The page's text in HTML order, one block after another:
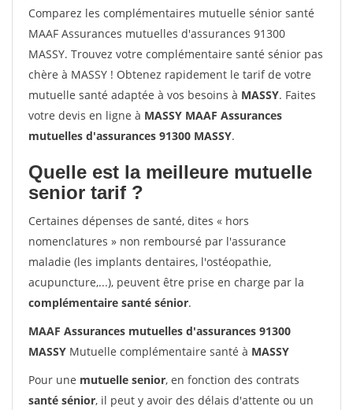
Comparez les complémentaires mutuelle sénior santé
MAAF Assurances mutuelles d'assurances 91300
MASSY. Trouvez votre complémentaire santé sénior pas
chère à MASSY ! Obtenez rapidement le tarif de votre
mutuelle santé adaptée à vos besoins à MASSY. Faites
votre devis en ligne à MASSY MAAF Assurances
mutuelles d'assurances 91300 MASSY.
Quelle est la meilleure mutuelle
senior tarif ?
Certaines dépenses de santé, dites « hors
nomenclatures » non remboursé par l'assurance
maladie (les implants dentaires, l'ostéopathie,
acupuncture,...), peuvent être prise en charge par la
complémentaire santé sénior.
MAAF Assurances mutuelles d'assurances 91300
MASSY Mutuelle complémentaire santé à MASSY
Pour une mutuelle senior, en fonction des contrats
santé sénior, il peut y avoir des délais d'attente ou un